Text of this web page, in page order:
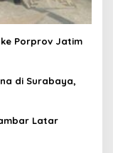
Porprov Jatim
di Surabaya,
Latar